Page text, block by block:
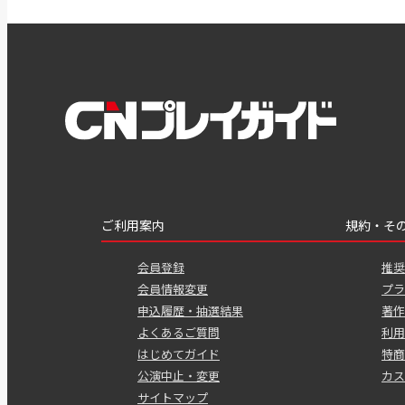
ご利用案内
会員登録
会員情報変更
申込履歴・抽選結果
よくあるご質問
はじめてガイド
公演中止・変更
サイトマップ
規約・そ
推
プ
著
利
特
カ